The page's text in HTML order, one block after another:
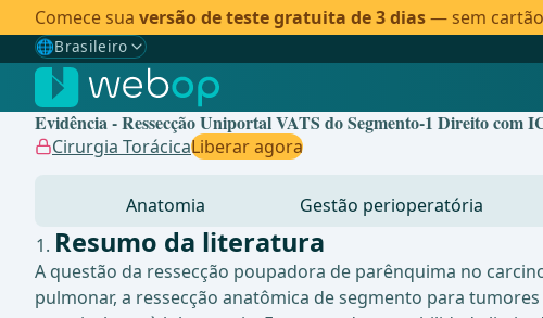
Comece sua versão de teste gratuita de 3 dias— sem
🌐Brasileiro
Gewählte Sprache: Brasileiro
🇩🇪 Alemão
🇬🇧Inglês
Evidência - Ressecção Uniportal VATS do Segmento-1 Direito com
Cirurgia TorácicaLiberar agora
Anatomia Gestão perioperatória
Resumo da literatura
A questão da ressecção poupadora de parênquima no
pulmonar, a ressecção anatômica de segmento para